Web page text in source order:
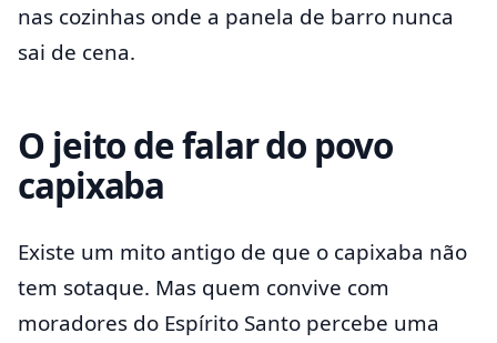
nas cozinhas onde a panela de barro nunca
sai de cena.
O jeito de falar do povo
capixaba
Existe um mito antigo de que o capixaba não
tem sotaque. Mas quem convive com
moradores do Espírito Santo percebe uma